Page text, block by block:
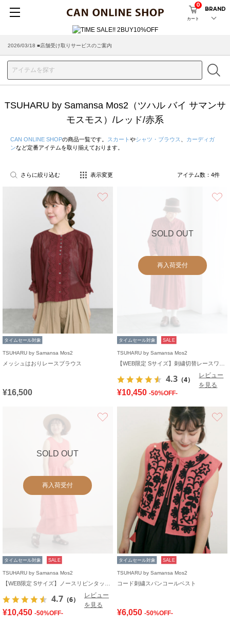
カート
0
BRAND
2026/03/18 ■店舗受け取りサービスのご案内
TSUHARU by Samansa Mos2（ツハル バイ サマンサ
モスモス）/レッド/赤系
CAN ONLINE SHOPの商品一覧です。 スカート やシャツ・ブラウス
カーディガ
ンなど定番アイテムを取り揃えております。
さらに絞り込む 表示変更 アイテム数： 4件
タイムセール対象
TSUHARU by Samansa Mos2
メッシュはおりレースブラウス
¥16,500
SOLD OUT
再入荷受付
タイムセール対象 SALE
TSUHARU by Samansa Mos2
4.3 （4）
レビュー
を見る
¥10,450 -50%OFF-
SOLD OUT
再入荷受付
タイムセール対象 SALE
TSUHARU by Samansa Mos2
4.7 （6）
レビュー
を見る
¥10,450 -50%OFF-
タイムセール対象 SALE
TSUHARU by Samansa Mos2
コード刺繍スパンコールベスト
¥6,050 -50%OFF-